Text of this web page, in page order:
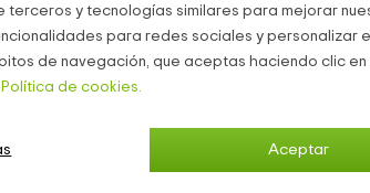
terceros y tecnologías similares para mejorar
para redes sociales y personalizar
de navegación, que aceptas haciendo clic
Política de cookies.
Aceptar
por parte de los inquilinos para un tranquilo y
tipo de utensilios del hogar en perfecto
chimenea de leña que calienta toda la